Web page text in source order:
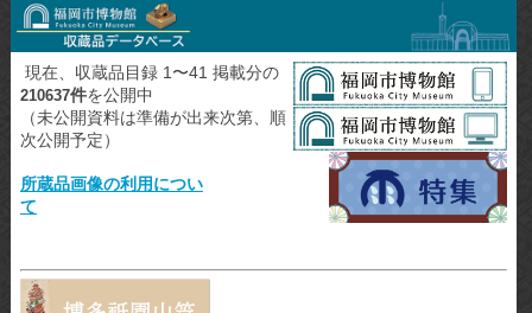
現在、収蔵品目録 1〜41 掲載分の
210637件を公開中
（未公開資料は準備が出来次第、順
次公開予定）
所蔵品画像の利用につい
て